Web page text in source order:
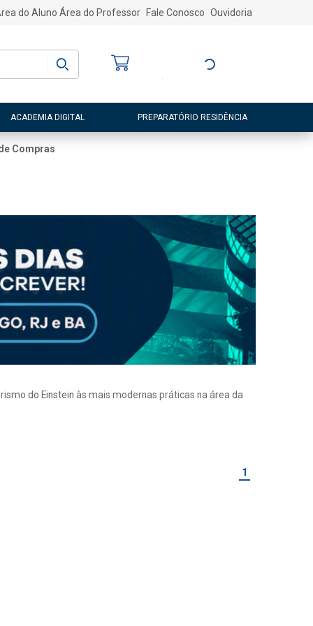
do Aluno Área do Professor Fale Conosco Ouvidoria
Entre ou Cadastre-
ACADEMIA DIGITAL PREPARATÓRIO RESIDÊNCIA
Compras
do Einstein às mais modernas práticas na área da
1